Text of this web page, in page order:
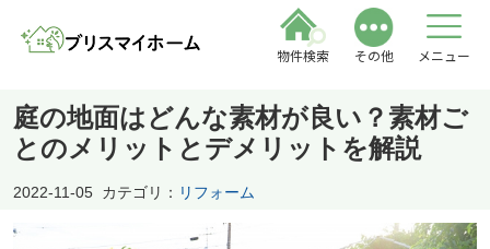
物件検索 その他 メニュー
庭の地面はどんな素材が良い？素材ご
とのメリットとデメリットを解説
2022-11-05 カテゴリ： リフォーム